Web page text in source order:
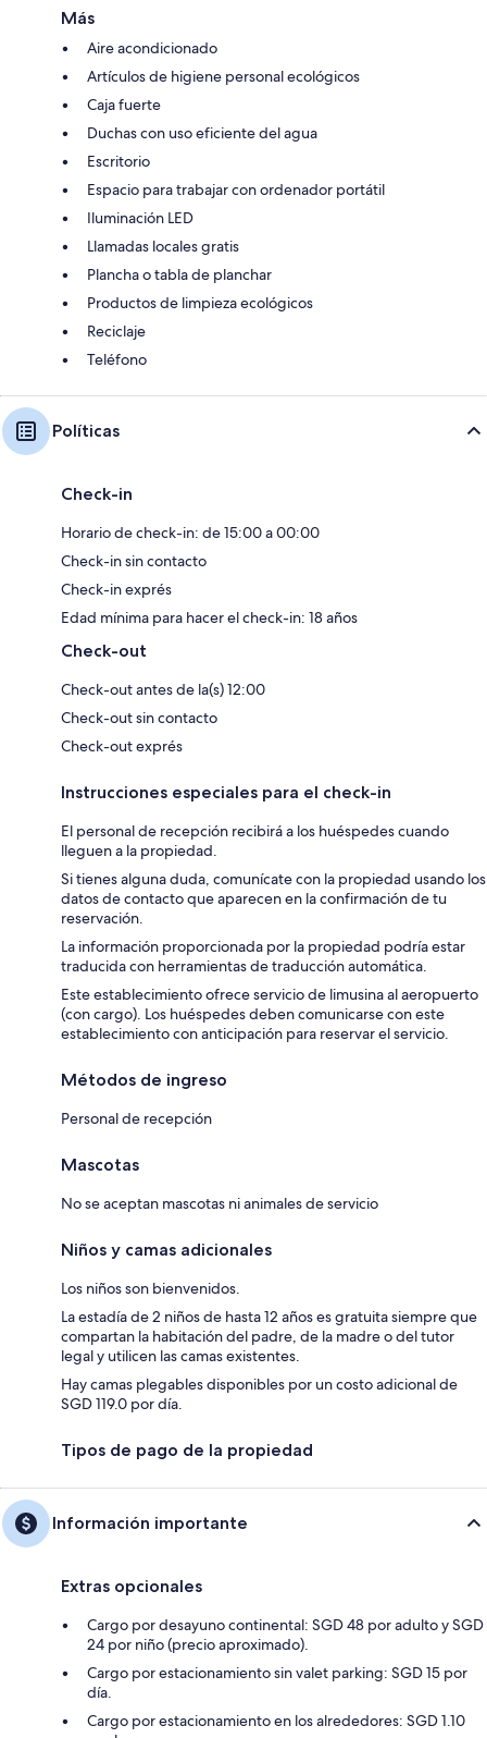
Más
Aire acondicionado
Artículos de higiene personal ecológicos
Caja fuerte
Duchas con uso eficiente del agua
Escritorio
Espacio para trabajar con ordenador portátil
Iluminación LED
Llamadas locales gratis
Plancha o tabla de planchar
Productos de limpieza ecológicos
Reciclaje
Teléfono
Políticas
Check-in
Horario de check-in: de 15:00 a 00:00
Check-in sin contacto
Check-in exprés
Edad mínima para hacer el check-in: 18 años
Check-out
Check-out antes de la(s) 12:00
Check-out sin contacto
Check-out exprés
Instrucciones especiales para el check-in
El personal de recepción recibirá a los huéspedes cuando
lleguen a la propiedad.
Si tienes alguna duda, comunícate con la propiedad usando los
datos de contacto que aparecen en la confirmación de tu
reservación.
La información proporcionada por la propiedad podría estar
traducida con herramientas de traducción automática.
Este establecimiento ofrece servicio de limusina al aeropuerto
(con cargo). Los huéspedes deben comunicarse con este
establecimiento con anticipación para reservar el servicio.
Métodos de ingreso
Personal de recepción
Mascotas
No se aceptan mascotas ni animales de servicio
Niños y camas adicionales
Los niños son bienvenidos.
La estadía de 2 niños de hasta 12 años es gratuita siempre que
compartan la habitación del padre, de la madre o del tutor
legal y utilicen las camas existentes.
Hay camas plegables disponibles por un costo adicional de
SGD 119.0 por día.
Tipos de pago de la propiedad
Información importante
Extras opcionales
Cargo por desayuno continental: SGD 48 por adulto y SGD
24 por niño (precio aproximado).
Cargo por estacionamiento sin valet parking: SGD 15 por
día.
Cargo por estacionamiento en los alrededores: SGD 1.10